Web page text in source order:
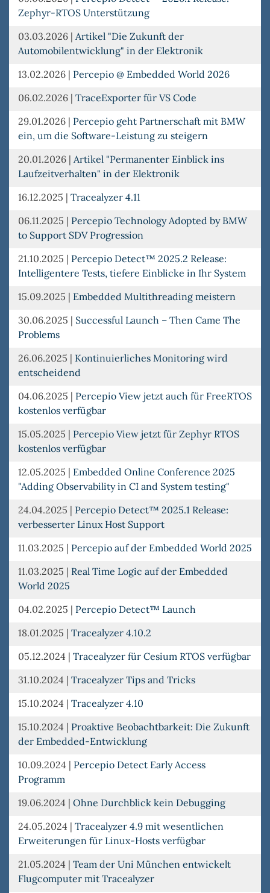
Zephyr-RTOS Unterstützung
03.03.2026 | Artikel "Die Zukunft der
Automobilentwicklung" in der Elektronik
13.02.2026 | Percepio @ Embedded World 2026
06.02.2026 | TraceExporter für VS Code
29.01.2026 | Percepio geht Partnerschaft mit BMW
ein, um die Software-Leistung zu steigern
20.01.2026 | Artikel "Permanenter Einblick ins
Laufzeitverhalten" in der Elektronik
16.12.2025 | Tracealyzer 4.11
06.11.2025 | Percepio Technology Adopted by BMW
to Support SDV Progression
21.10.2025 | Percepio Detect™ 2025.2 Release:
Intelligentere Tests, tiefere Einblicke in Ihr System
15.09.2025 | Embedded Multithreading meistern
30.06.2025 | Successful Launch – Then Came The
Problems
26.06.2025 | Kontinuierliches Monitoring wird
entscheidend
04.06.2025 | Percepio View jetzt auch für FreeRTOS
kostenlos verfügbar
15.05.2025 | Percepio View jetzt für Zephyr RTOS
kostenlos verfügbar
12.05.2025 | Embedded Online Conference 2025
"Adding Observability in CI and System testing"
24.04.2025 | Percepio Detect™ 2025.1 Release:
verbesserter Linux Host Support
11.03.2025 | Percepio auf der Embedded World 2025
11.03.2025 | Real Time Logic auf der Embedded
World 2025
04.02.2025 | Percepio Detect™ Launch
18.01.2025 | Tracealyzer 4.10.2
05.12.2024 | Tracealyzer für Cesium RTOS verfügbar
31.10.2024 | Tracealyzer Tips and Tricks
15.10.2024 | Tracealyzer 4.10
15.10.2024 | Proaktive Beobachtbarkeit: Die Zukunft
der Embedded-Entwicklung
10.09.2024 | Percepio Detect Early Access
Programm
19.06.2024 | Ohne Durchblick kein Debugging
24.05.2024 | Tracealyzer 4.9 mit wesentlichen
Erweiterungen für Linux-Hosts verfügbar
21.05.2024 | Team der Uni München entwickelt
Flugcomputer mit Tracealyzer